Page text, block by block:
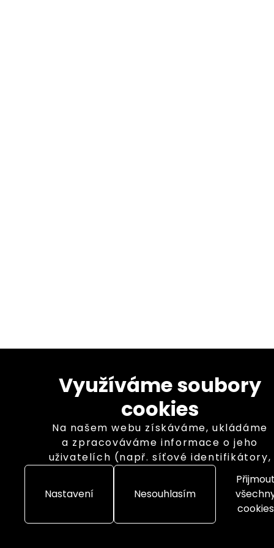
Využíváme soubory
cookies
Na našem webu získáváme, ukládáme
a zpracováváme informace o jeho
uživatelích (např. síťové identifikátory,
údaje o tom, jak procházíte naše
stránky, nebo jaký obsah vás zajímá).
K tomuto účelu využíváme soubory
cookies, které nám pomáhají zkvalitnit
Nastavení Nesouhlasím
cookies